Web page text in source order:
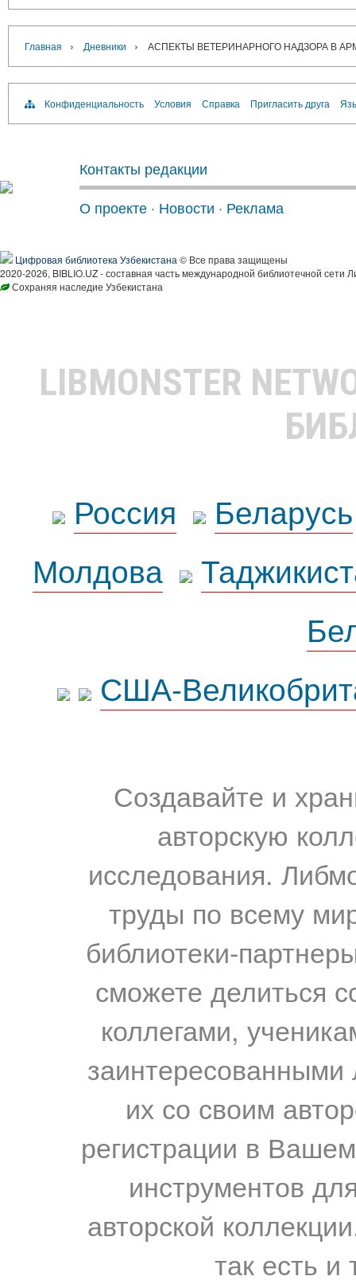
Главная › Дневники › АСПЕКТЫ ВЕТЕРИНАРНОГО НАДЗОРА В
Конфиденциальность Условия Справка Пригласить друга
Контакты редакции
О проекте · Новости · Реклама
Цифровая библиотека Узбекистана © Все права защищены
2020-2026, BIBLIO.UZ - составная часть международной библиотечной сети
Сохраняя наследие Узбекистана
LIBMONSTER
Россия
Беларусь
Молдова
США-
Создавайте и
авторскую
исследования.
труды по всему
библиотеки-
сможете делиться
коллегами,
их со своим
регистрации в
инструментов
авторской
так есть и